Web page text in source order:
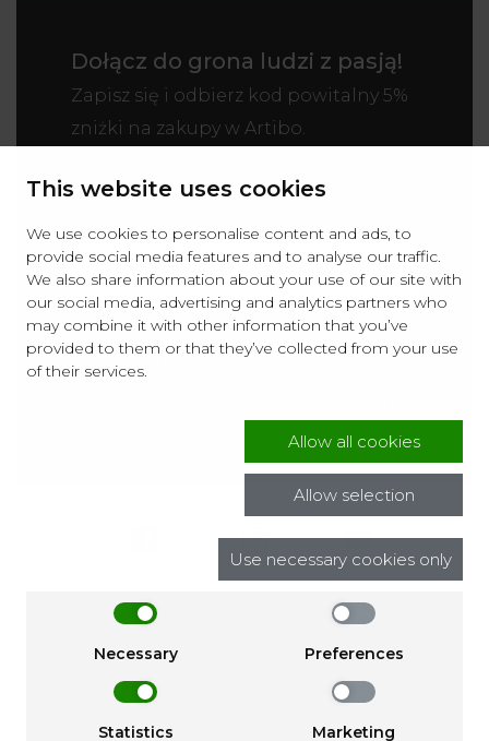
This website uses cookies
We use cookies to personalise content and ads, to
provide social media features and to analyse our traffic.
We also share information about your use of our site with
our social media, advertising and analytics partners who
may combine it with other information that you’ve
provided to them or that they’ve collected from your use
of their services.
Use necessary cookies only
Allow all cookies
Allow selection
Necessary Preferences
Statistics Marketing
Instagram Youtube
Dołącz do grona ludzi z pasją!
Zapisz się i odbierz kod powitalny 5%
zniżki na zakupy w Artibo.
Wyrażam zgodę na otrzymywanie informacji
handlowej (newsletter) na podany w formularzu adres
poczty elektronicznej od Focus sp.z o.o. z siedzibą w
może być w każdej chwili wycofana.
Korzystanie z serwisu oznacza akceptację
Regulaminu
Polityki Prywatności